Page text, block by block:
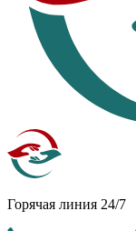
Горячая линия 24/7